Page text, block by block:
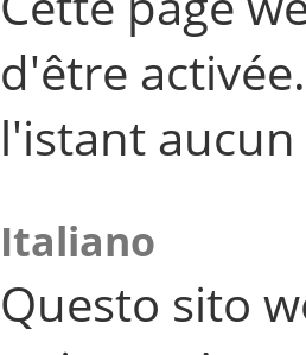
d'être
l'istant
Italiano
Questo sito